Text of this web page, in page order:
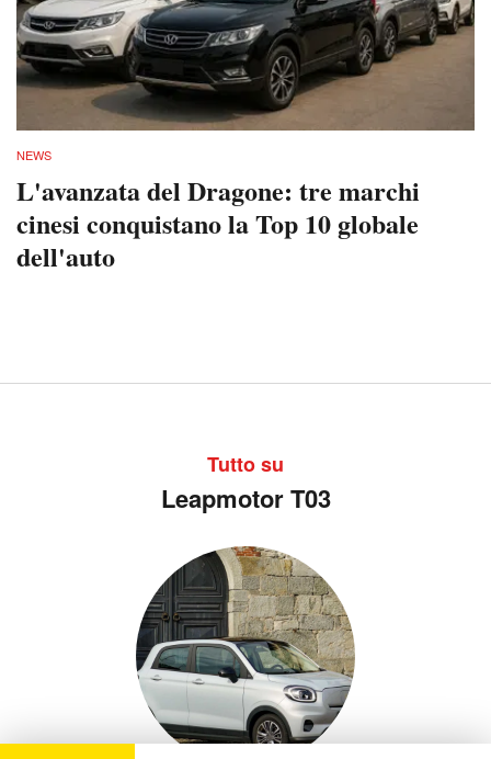
NEWS
L'avanzata del Dragone: tre marchi
cinesi conquistano la Top 10 globale
dell'auto
Tutto su
Leapmotor T03